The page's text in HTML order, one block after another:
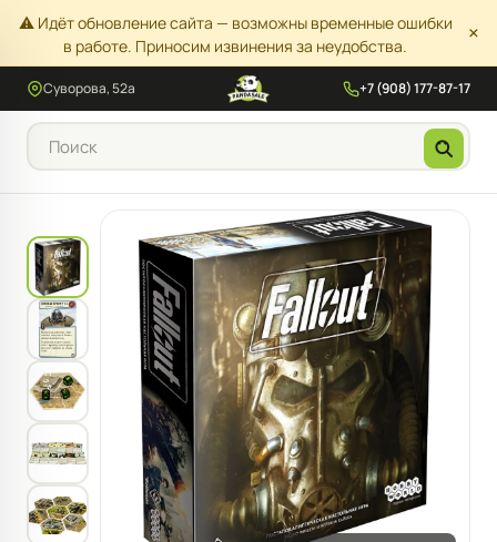
⚠️ Идёт обновление сайта — возможны временные ошибки
в работе. Приносим извинения за неудобства.
×
Суворова, 52а +7 (908) 177-87-17